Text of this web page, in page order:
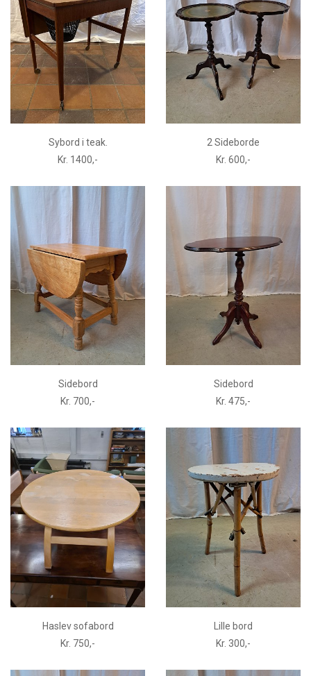
Sybord i teak.
Kr. 1400,-
2 Sideborde
Kr. 600,-
Sidebord
Kr. 700,-
Sidebord
Kr. 475,-
Haslev sofabord
Kr. 750,-
Lille bord
Kr. 300,-